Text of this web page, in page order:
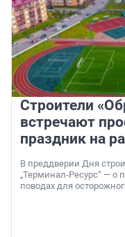
Строители
встречают
праздник на
В преддверии Дня
„Терминал-Ресурс“ — о
поводах для